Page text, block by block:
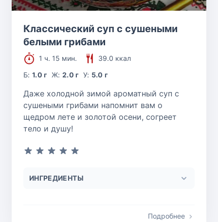
Классический суп с сушеными
белыми грибами
1 ч. 15 мин.
39.0 ккал
Б:1.0 г Ж: 2.0 г У: 5.0 г
Даже холодной зимой ароматный суп с
сушеными грибами напомнит вам о
щедром лете и золотой осени, согреет
тело и душу!
ИНГРЕДИЕНТЫ
Подробнее